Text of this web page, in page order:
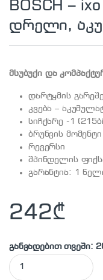
BOSCH –
დრელი,
მსუბუქი და
დარტყმის გარეშე
კვება –
სიჩქარე -1
ბრუნვის მომენტი
რევერსი
შპინდელის
გარანტია: 1
242₾
განვადებით თვეში:
BOSCH - ixo iv